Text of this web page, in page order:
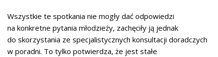
Wszystkie te spotkania nie mogły dać odpowiedzi
na konkretne pytania młodzieży, zachęciły ją jednak
do skorzystania ze specjalistycznych konsultacji doradczych
w poradni. To tylko potwierdza, że jest stałe